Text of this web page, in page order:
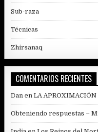
Sub-raza
Técnicas
Zhirsanaq
COMENTARIOS RECIENTES
Dan enLA
Obteniendo respuestas –